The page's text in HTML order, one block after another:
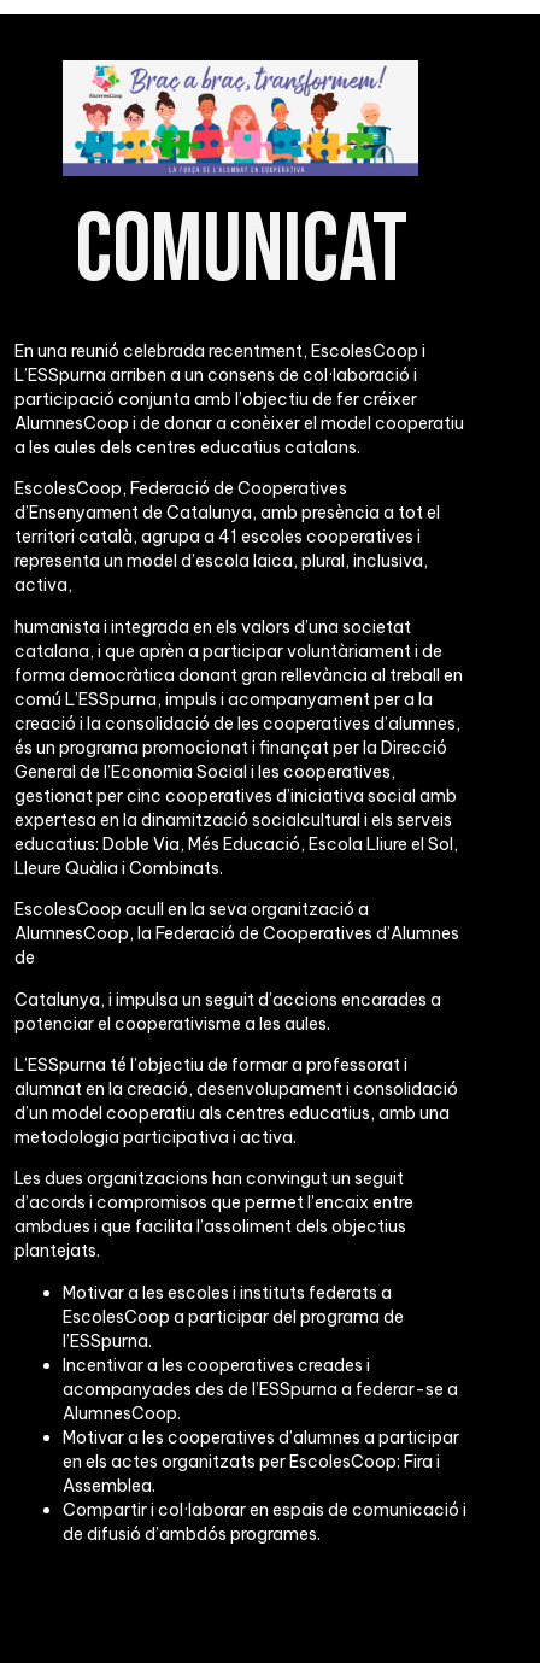
Comunicat
En una reunió celebrada recentment, EscolesCoop i
L’ESSpurna arriben a un consens de col·laboració i
participació conjunta amb l’objectiu de fer créixer
AlumnesCoop i de donar a conèixer el model cooperatiu
a les aules dels centres educatius catalans.
EscolesCoop, Federació de Cooperatives
d’Ensenyament de Catalunya, amb presència a tot el
territori català, agrupa a 41 escoles cooperatives i
representa un model d’escola laica, plural, inclusiva,
activa,
humanista i integrada en els valors d’una societat
catalana, i que aprèn a participar voluntàriament i de
forma democràtica donant gran rellevància al treball en
comú L’ESSpurna, impuls i acompanyament per a la
creació i la consolidació de les cooperatives d’alumnes,
és un programa promocionat i finançat per la Direcció
General de l’Economia Social i les cooperatives,
gestionat per cinc cooperatives d’iniciativa social amb
expertesa en la dinamització socialcultural i els serveis
educatius: Doble Via, Més Educació, Escola Lliure el Sol,
Lleure Quàlia i Combinats.
EscolesCoop acull en la seva organització a
AlumnesCoop, la Federació de Cooperatives d’Alumnes
de
Catalunya, i impulsa un seguit d’accions encarades a
potenciar el cooperativisme a les aules.
L’ESSpurna té l’objectiu de formar a professorat i
alumnat en la creació, desenvolupament i consolidació
d’un model cooperatiu als centres educatius, amb una
metodologia participativa i activa.
Les dues organitzacions han convingut un seguit
d’acords i compromisos que permet l’encaix entre
ambdues i que facilita l’assoliment dels objectius
plantejats.
Motivar a les escoles i instituts federats a
EscolesCoop a participar del programa de
l’ESSpurna.
Incentivar a les cooperatives creades i
acompanyades des de l’ESSpurna a federar-se a
AlumnesCoop.
Motivar a les cooperatives d’alumnes a participar
en els actes organitzats per EscolesCoop: Fira i
Assemblea.
Compartir i col·laborar en espais de comunicació i
de difusió d’ambdós programes.